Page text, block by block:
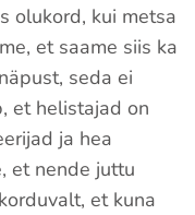
olukord, kui metsa
et saame siis ka
seda ei
et helistajad on
ja hea
et nende juttu
et kuna